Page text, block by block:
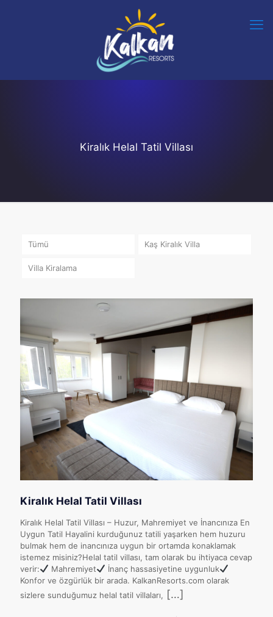
Kiralık Helal Tatil Villası
Tümü Kaş Kiralık Villa
Villa Kiralama
Kiralık Helal Tatil Villası
Kiralık Helal Tatil Villası – Huzur, Mahremiyet ve İnancınıza En
Uygun Tatil Hayalini kurduğunuz tatili yaşarken hem huzuru
bulmak hem de inancınıza uygun bir ortamda konaklamak
istemez misiniz?Helal tatil villası, tam olarak bu ihtiyaca cevap
verir:
Mahremiyet
İnanç hassasiyetine uygunluk
Konfor ve özgürlük bir arada. KalkanResorts.com olarak
sizlere sunduğumuz helal tatil villaları, […]